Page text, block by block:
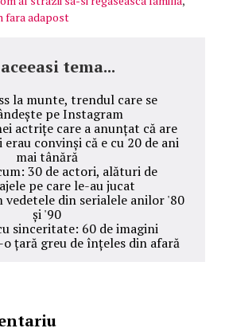
fara adapost
tema...
la munte, trendul care se
pe Instagram
actrițe care a anunțat că are
erau convinși că e cu 20 de ani
mai tânără
30 de actori, alături de
pe care le-au jucat
vedetele din serialele anilor '80
și '90
sinceritate: 60 de imagini
țară greu de înțeles din afară